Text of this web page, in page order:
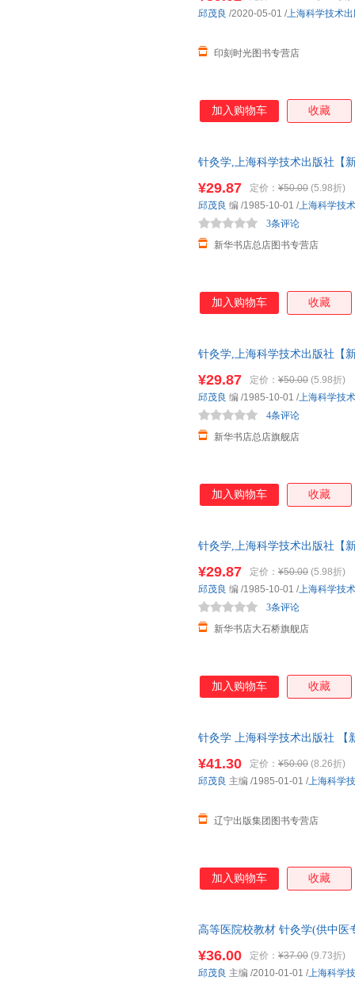
印刻时光图书专营店
邱茂良 /2020-05-01 /上海科学技术
加入购物车 收藏
针灸学,上海科学技术出版社【
¥29.87 定价： ¥50.00 (5.98折)
新华书店总店图书专营店
3条评论
邱茂良 编 /1985-10-01 /上海科学技
加入购物车 收藏
针灸学,上海科学技术出版社【
¥29.87 定价： ¥50.00 (5.98折)
新华书店总店旗舰店
4条评论
邱茂良 编 /1985-10-01 /上海科学技
加入购物车 收藏
针灸学,上海科学技术出版社【
¥29.87 定价： ¥50.00 (5.98折)
新华书店大石桥旗舰店
3条评论
邱茂良 编 /1985-10-01 /上海科学技
加入购物车 收藏
针灸学 上海科学技术出版社 【
¥41.30 定价： ¥50.00 (8.26折)
辽宁出版集团图书专营店
邱茂良 主编 /1985-01-01 /上海科学
加入购物车 收藏
高等医院校教材 针灸学(供中医
¥36.00 定价： ¥37.00 (9.73折)
邱茂良 主编 /2010-01-01 /上海科学